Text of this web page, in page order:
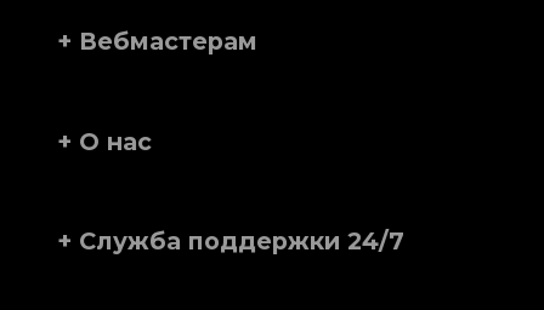
+ Вебмастерам
+ О нас
+ Служба поддержки 24/7